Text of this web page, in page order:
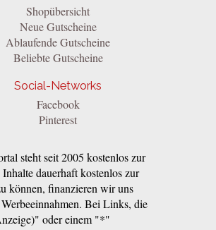
Shopübersicht
Neue Gutscheine
Ablaufende Gutscheine
Beliebte Gutscheine
Social-Networks
Facebook
Pinterest
steht seit 2005 kostenlos zur
dauerhaft kostenlos zur
können, finanzieren wir uns
Bei Links, die
oder einem "*"